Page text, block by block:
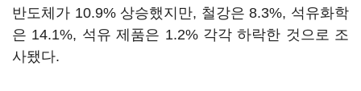
반도체가 10.9% 상승했지만, 철강은 8.3%, 석유화학
은 14.1%, 석유 제품은 1.2% 각각 하락한 것으로 조
사됐다.